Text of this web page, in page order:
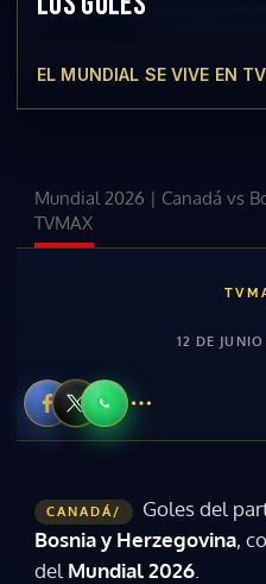
EL MUNDIAL SE VIVE EN
Mundial 2026 | Canadá vs
TVMAX
12 DE
CANADÁ/ Goles del
Bosnia y Herzegovina,
del Mundial 2026